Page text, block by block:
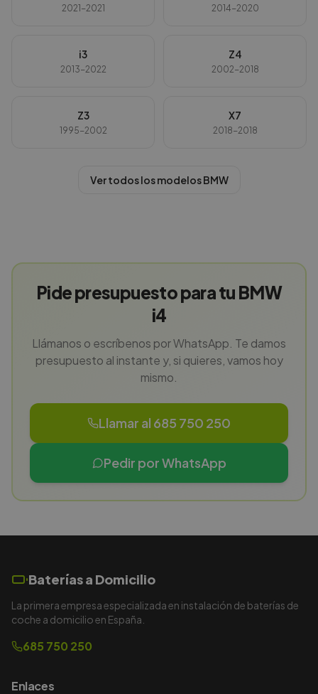
2021-2021 2014-2020
i3
2013-2022
Z4
2002-2018
Z3
1995-2002
X7
2018-2018
Ver todos los modelosBMW
Pide presupuesto para tu BMW
i4
Llámanos o escríbenos por WhatsApp. Te damos
presupuesto al instante y, si quieres, vamos hoy
mismo.
Llamar al 685 750 250
Pedir por WhatsApp
Baterías a Domicilio
La primera empresa especializada en instalación de baterías de
coche a domicilio en España.
685 750 250
Enlaces